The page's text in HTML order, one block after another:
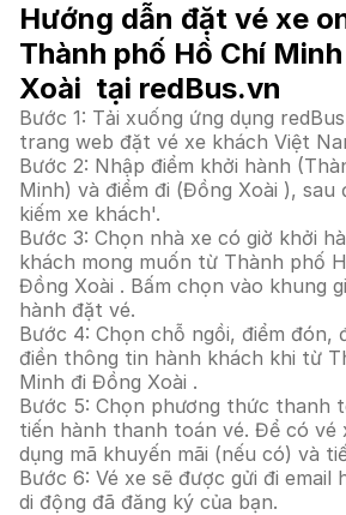
Hướng dẫn đặt vé xe
Thành phố Hồ Chí
Xoài tại redBus.vn
Bước 1: Tải xuống ứng dụng
trang web đặt vé xe khách Việt
Bước 2: Nhập điểm khởi hành
Minh) và điểm đi (Đồng Xoài ), sau
kiếm xe khách'.
Bước 3: Chọn nhà xe có giờ khởi
khách mong muốn từ Thành phố
Đồng Xoài . Bấm chọn vào khung
hành đặt vé.
Bước 4: Chọn chỗ ngồi, điểm đón,
điền thông tin hành khách khi từ
Minh đi Đồng Xoài .
Bước 5: Chọn phương thức thanh
tiến hành thanh toán vé. Để có vé
dụng mã khuyến mãi (nếu có) và
Bước 6: Vé xe sẽ được gửi đi email
di động đã đăng ký của bạn.